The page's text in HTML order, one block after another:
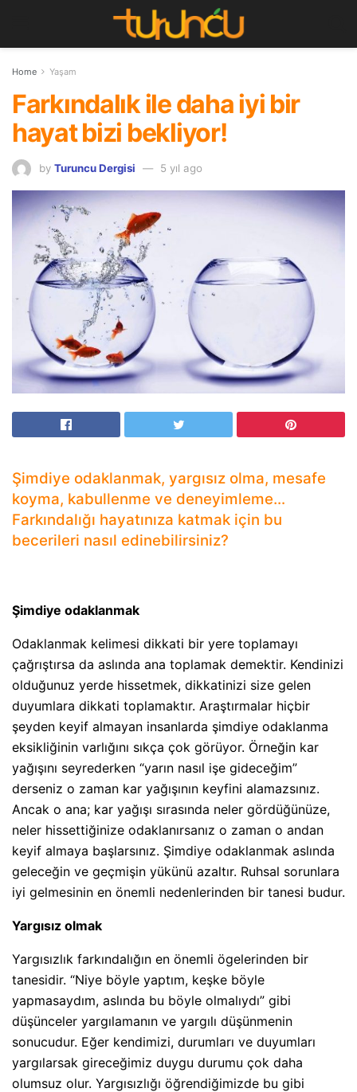
Home Yaşam
Farkındalık ile daha iyi bir
hayat bizi bekliyor!
by Turuncu Dergisi 5 yıl ago
Şimdiye odaklanmak, yargısız olma, mesafe
koyma, kabullenme ve deneyimleme…
Farkındalığı hayatınıza katmak için bu
becerileri nasıl edinebilirsiniz?
Şimdiye odaklanmak
Odaklanmak kelimesi dikkati bir yere toplamayı
çağrıştırsa da aslında ana toplamak demektir. Kendinizi
olduğunuz yerde hissetmek, dikkatinizi size gelen
duyumlara dikkati toplamaktır. Araştırmalar hiçbir
şeyden keyif almayan insanlarda şimdiye odaklanma
eksikliğinin varlığını sıkça çok görüyor. Örneğin kar
yağışını seyrederken “yarın nasıl işe gideceğim”
derseniz o zaman kar yağışının keyfini alamazsınız.
Ancak o ana; kar yağışı sırasında neler gördüğünüze,
neler hissettiğinize odaklanırsanız o zaman o andan
keyif almaya başlarsınız. Şimdiye odaklanmak aslında
geleceğin ve geçmişin yükünü azaltır. Ruhsal sorunlara
iyi gelmesinin en önemli nedenlerinden bir tanesi budur.
Yargısız olmak
Yargısızlık farkındalığın en önemli ögelerinden bir
tanesidir. “Niye böyle yaptım, keşke böyle
yapmasaydım, aslında bu böyle olmalıydı” gibi
düşünceler yargılamanın ve yargılı düşünmenin
sonucudur. Eğer kendimizi, durumları ve duyumları
yargılarsak gireceğimiz duygu durumu çok daha
olumsuz olur. Yargısızlığı öğrendiğimizde bu gibi